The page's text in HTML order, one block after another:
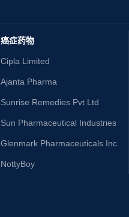
癌症药物
Cipla Limited
Ajanta Pharma
Sunrise Remedies Pvt Ltd
Sun Pharmaceutical Industries
Glenmark Pharmaceuticals Inc
NottyBoy